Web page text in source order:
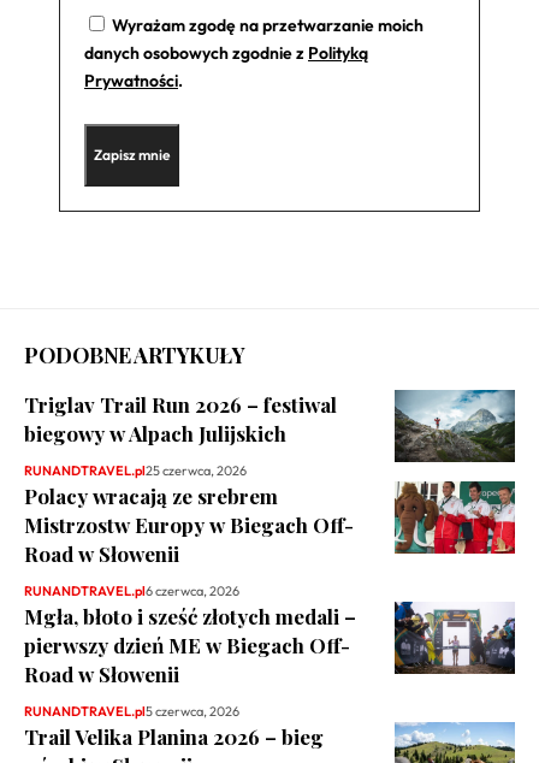
Wyrażam zgodę na przetwarzanie moich
danych osobowych zgodnie z Polityką
Prywatności.
PODOBNE ARTYKUŁY
Triglav Trail Run 2026 – festiwal
biegowy w Alpach Julijskich
RUNANDTRAVEL.pl25 czerwca, 2026
Polacy wracają ze srebrem
Mistrzostw Europy w Biegach Off-
Road w Słowenii
RUNANDTRAVEL.pl6 czerwca, 2026
Mgła, błoto i sześć złotych medali –
pierwszy dzień ME w Biegach Off-
Road w Słowenii
RUNANDTRAVEL.pl5 czerwca, 2026
Trail Velika Planina 2026 – bieg